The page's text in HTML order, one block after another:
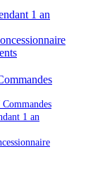
1 an
1 an